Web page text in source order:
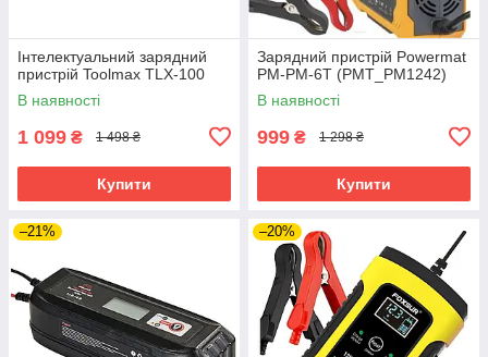
Інтелектуальний зарядний
пристрій Toolmax TLX-100
В наявності
1 099 ₴ 1 498 ₴
Купити
Зарядний пристрій Powermat
PM-PM-6T (PMT_PM1242)
В наявності
999 ₴ 1 298 ₴
Купити
–21% –20%